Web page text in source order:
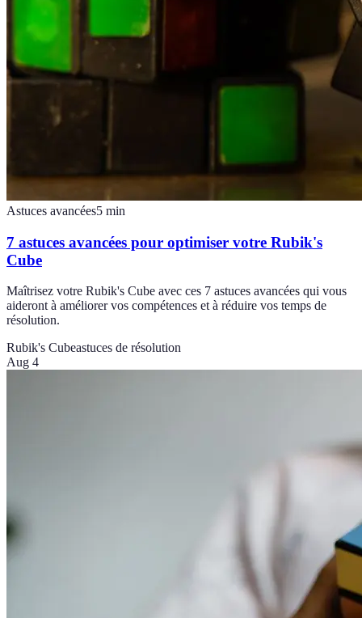
Astuces avancées5 min
7 astuces avancées pour optimiser votre Rubik's
Cube
Maîtrisez votre Rubik's Cube avec ces 7 astuces avancées qui vous
aideront à améliorer vos compétences et à réduire vos temps de
résolution.
Rubik's Cubeastuces de résolution
Aug 4